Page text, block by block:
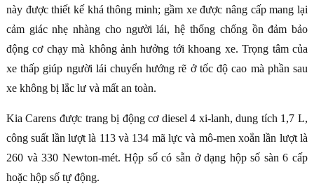
này được thiết kế khá thông minh; gầm xe được nâng cấp mang lại
cảm giác nhẹ nhàng cho người lái, hệ thống chống ồn đảm bảo
động cơ chạy mà không ảnh hưởng tới khoang xe. Trọng tâm của
xe thấp giúp người lái chuyển hướng rẽ ở tốc độ cao mà phần sau
xe không bị lắc lư và mất an toàn.
Kia Carens được trang bị động cơ diesel 4 xi-lanh, dung tích 1,7 L,
công suất lần lượt là 113 và 134 mã lực và mô-men xoắn lần lượt là
260 và 330 Newton-mét. Hộp số có sẵn ở dạng hộp số sàn 6 cấp
hoặc hộp số tự động.